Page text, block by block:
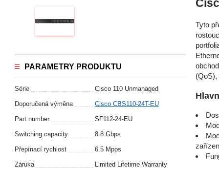
PARAMETRY PRODUKTU
Série Cisco 110 Unmanaged
Doporučená výměna Cisco CBS110-24T-EU
Part number SF112-24-EU
Switching capacity 8.8 Gbps
Přepínací rychlost 6.5 Mpps
Záruka Limited Lifetime Warranty
Tyto